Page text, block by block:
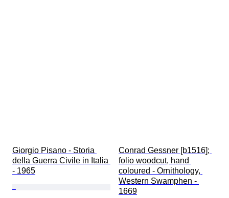
Giorgio Pisano - Storia
della Guerra Civile in Italia
- 1965
Conrad Gessner [b1516];
folio woodcut, hand
coloured - Ornithology,
Western Swamphen -
1669